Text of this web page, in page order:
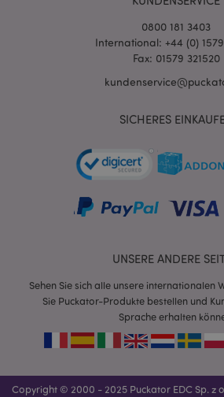
0800 181 3403
International: +44 (0)
Fax: 01579 321520
SICHERES
UNSERE ANDERE
Sehen Sie sich alle unsere internationalen
Sie Puckator-Produkte bestellen und
Sprache erhalten
Copyright © 2000 - 2025 Puckator EDC Sp. z
mage-messages
mage-cache-sessid